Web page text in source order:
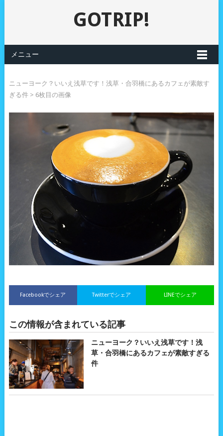
GOTRIP!
メニュー
ニューヨーク？いいえ浅草です！浅草・合羽橋にあるカフェが素敵す
ぎる件> 6枚目の画像
Facebookでシェア LINEでシェア
Twitterでシェア
この情報が含まれている記事
ニューヨーク？いいえ浅草です！浅
草・合羽橋にあるカフェが素敵すぎる
件